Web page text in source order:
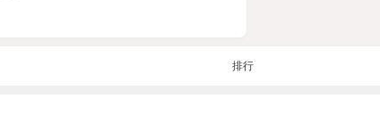
排行